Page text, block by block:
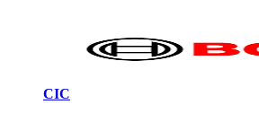
CIC